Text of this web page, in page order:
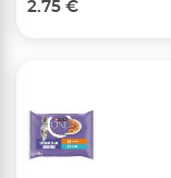
2.75 €